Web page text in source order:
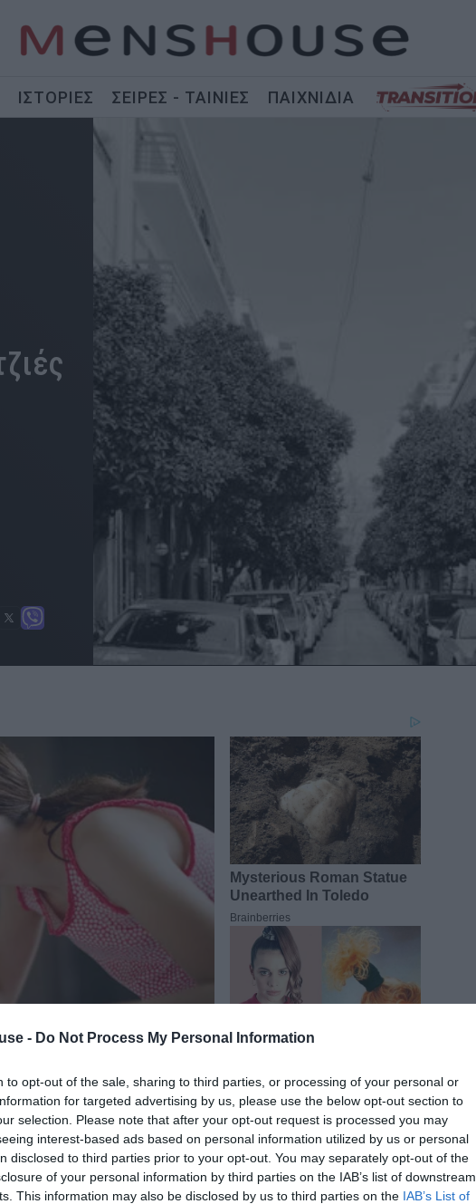
- Do Not Process My Personal Information
to opt-out of the sale, sharing to third parties, or processing of your personal or
for targeted advertising by us, please use the below opt-out section to
selection. Please note that after your opt-out request is processed you may
interest-based ads based on personal information utilized by us or personal
disclosed to third parties prior to your opt-out. You may separately opt-out of the
of your personal information by third parties on the IAB’s list of downstream
This information may also be disclosed by us to third parties on the IAB’s List of
ΙΣΤΟΡΙΕΣ ΣΕΙΡΕΣ - ΤΑΙΝΙΕΣ ΠΑΙΧΝΙΔΙΑ
το «επίσημο» άρωμα τηςΑθήνας . Πώς επικράτησαν
δεν μπολιάστηκαν μαζικά σε πορτοκαλιές ή λεμονιές;